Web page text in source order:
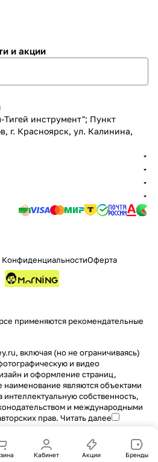
Кабинет Акции Бренды
и акции
Тигей инструмент"; Пункт
г. Красноярск, ул. Калинина,
КонфиденциальностиОферта
применяются рекомендательные
включая (но не ограничиваясь)
и видео
и оформление страниц,
являются объектами
интеллектуальную собственность,
и международными
прав. Читать далее